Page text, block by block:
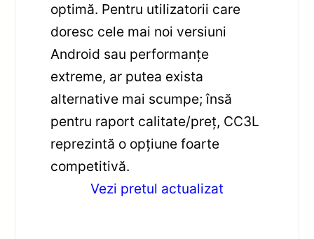
optimă. Pentru utilizatorii care
doresc cele mai noi versiuni
Android sau performanțe
extreme, ar putea exista
alternative mai scumpe; însă
pentru raport calitate/preț, CC3L
reprezintă o opțiune foarte
competitivă.
Vezi pretul actualizat